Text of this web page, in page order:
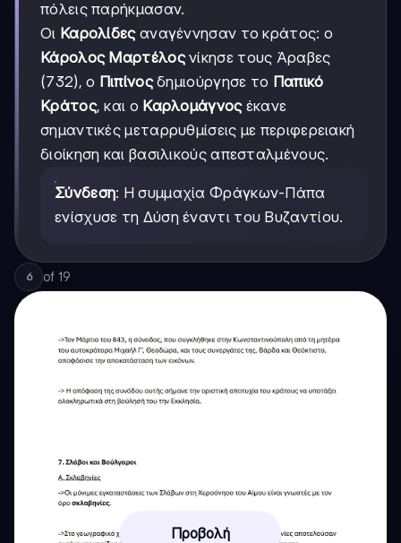
πόλεις παρήκμασαν.
Οι Καρολίδεςαναγέννησαν το κράτος: ο
Κάρολος Μαρτέλοςνίκησε τους Άραβες
(732), ο Πιπίνοςδημιούργησε το Παπικό
Κράτος, και ο Καρλομάγνοςέκανε
σημαντικές μεταρρυθμίσεις με περιφερειακή
διοίκηση και βασιλικούς απεσταλμένους.
Σύνδεση: Η συμμαχία Φράγκων-Πάπα
ενίσχυσε τη Δύση έναντι του Βυζαντίου.
6 of 19
Προβολή